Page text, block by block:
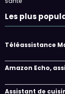
Les plus
Amazon Echo,